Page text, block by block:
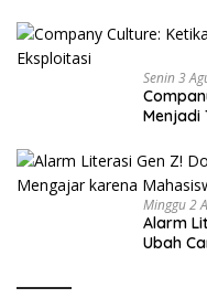
Sejarah
Senin 3
Menjadi
Minggu 2
Alarm
Ubah